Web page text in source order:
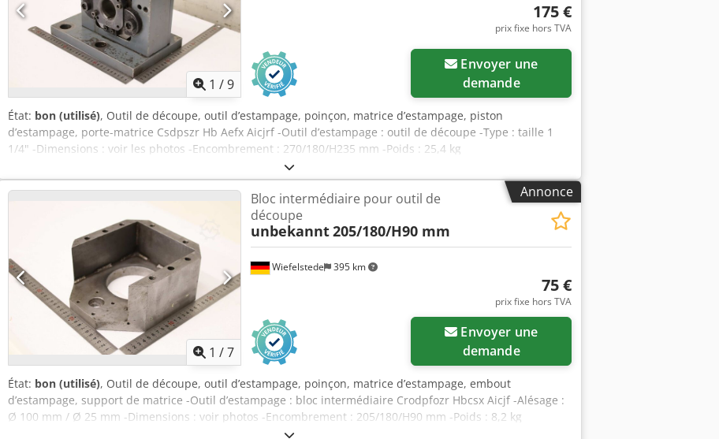
1 /9
175 €
prix fixe hors TVA
demande
État: bon (utilisé), Outil de découpe, outil d’estampage, poinçon, matrice d’estampage, piston
d’estampage, porte-matrice Csdpszr Hb Aefx Aicjrf -Outil d’estampage : outil de découpe -Type : taille 1
1/4" -Dimensions : voir les photos -Encombrement : 270/180/H235 mm -Poids : 25,4 kg
Annonce
1 /7
Wiefelstede 395 km
Bloc intermédiaire pour outil de
découpe
unbekannt205/180/H90 mm
75 €
prix fixe hors TVA
demande
État: bon (utilisé), Outil de découpe, outil d’estampage, poinçon, matrice d’estampage, embout
d’estampage, support de matrice -Outil d’estampage : bloc intermédiaire Crodpfozr Hbcsx Aicjf -Alésage :
Ø 100 mm / Ø 25 mm -Dimensions : voir photos -Encombrement : 205/180/H90 mm -Poids : 8,2 kg